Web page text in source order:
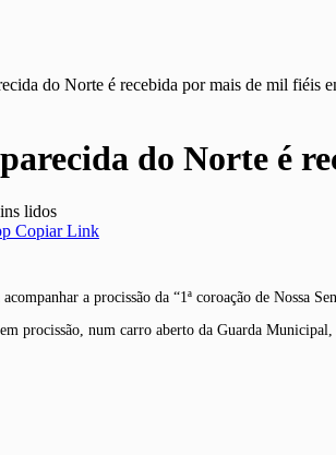
do Norte é recebida por mais de mil fiéis
do Norte é
lidos
Copiar Link
a procissão da “1ª coroação de Nossa
procissão, num carro aberto da Guarda